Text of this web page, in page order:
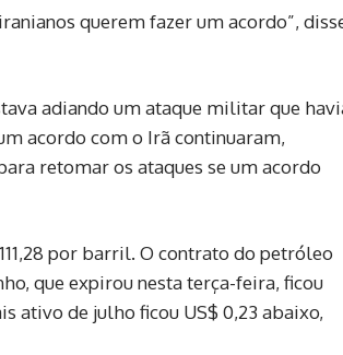
querem fazer um acordo”,
adiando um ataque militar que
acordo com o ⁠Irã continuaram,
retomar os ataques se um ⁠acordo
por barril. O contrato do petróleo
que expirou nesta terça-feira, ficou
ativo ‌de julho ficou US$ 0,23 abaixo,